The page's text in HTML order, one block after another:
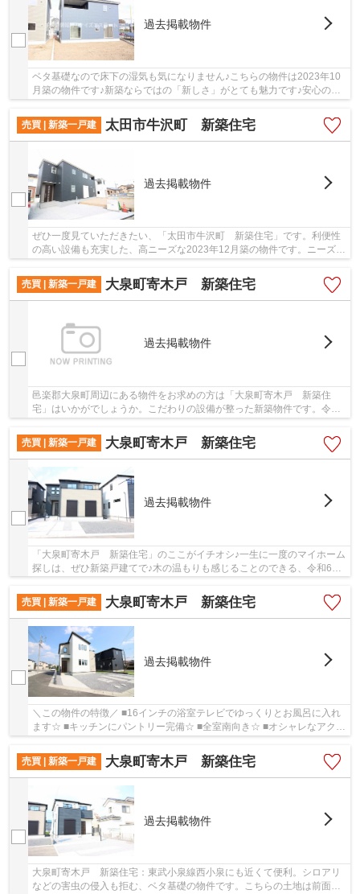
過去掲載物件
ベタ基礎なので床下の湿気も気になりません♪こちらの物件は2023年10
月築の物件です♪新築ならではの「新しさ」がとても魅力です♪安心の前
売買 | 新築一戸建
太田市牛沢町 新築住宅
過去掲載物件
ぜひ一度見ていただきたい、「太田市牛沢町 新築住宅」です。利便性
の高い設備も充実した、高ニーズな2023年12月築の物件です。ニーズの
売買 | 新築一戸建
大泉町寄木戸 新築住宅
過去掲載物件
邑楽郡大泉町周辺にある物件をお求めの方は「大泉町寄木戸 新築住
宅」はいかがでしょうか。こだわりの設備が整った新築物件です。令和6
年5月築の物件となり、室内も綺麗です。こちら...
売買 | 新築一戸建
大泉町寄木戸 新築住宅
過去掲載物件
「大泉町寄木戸 新築住宅」のここがイチオシ♪一生に一度のマイホーム
探しは、ぜひ新築戸建てで♪木の温もりも感じることのできる、令和6年
売買 | 新築一戸建
大泉町寄木戸 新築住宅
過去掲載物件
＼この物件の特徴／ ■16インチの浴室テレビでゆっくりとお風呂に入れ
ます☆ ■キッチンにパントリー完備☆ ■全室南向き☆ ■オシャレなアクセ
売買 | 新築一戸建
大泉町寄木戸 新築住宅
過去掲載物件
大泉町寄木戸 新築住宅：東武小泉線西小泉にも近くて便利。シロアリ
などの害虫の侵入も拒む、ベタ基礎の物件です。こちらの土地は前面道